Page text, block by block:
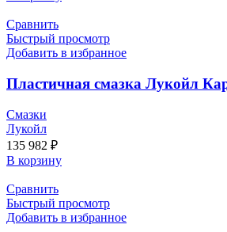
Сравнить
Быстрый просмотр
Добавить в избранное
Пластичная смазка Лукойл
Смазки
Лукойл
135 982 ₽
В корзину
Сравнить
Быстрый просмотр
Добавить в избранное